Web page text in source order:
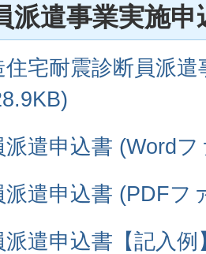
派遣事業実施申
宅耐震診断員派
派遣申込書 (Word
派遣申込書 (PDFフ
派遣申込書【記入